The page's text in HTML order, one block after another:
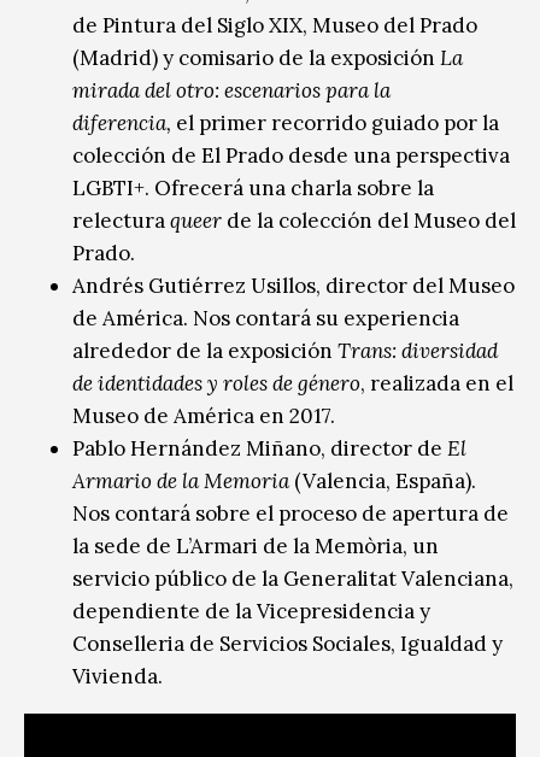
de Pintura del Siglo XIX, Museo del Prado
(Madrid) y comisario de la exposición La
mirada del otro: escenarios para la
diferencia, el primer recorrido guiado por la
colección de El Prado desde una perspectiva
LGBTI+. Ofrecerá una charla sobre la
relecturaqueer de la colección del Museo del
Prado.
Andrés Gutiérrez Usillos, director del Museo
de América. Nos contará su experiencia
alrededor de la exposición Trans: diversidad
de identidades y roles de género, realizada en el
Museo de América en 2017.
Pablo Hernández Miñano, director de El
Armario de la Memoria (Valencia, España).
Nos contará sobre el proceso de apertura de
la sede de L’Armari de la Memòria, un
servicio público de la Generalitat Valenciana,
dependiente de la Vicepresidencia y
Conselleria de Servicios Sociales, Igualdad y
Vivienda.